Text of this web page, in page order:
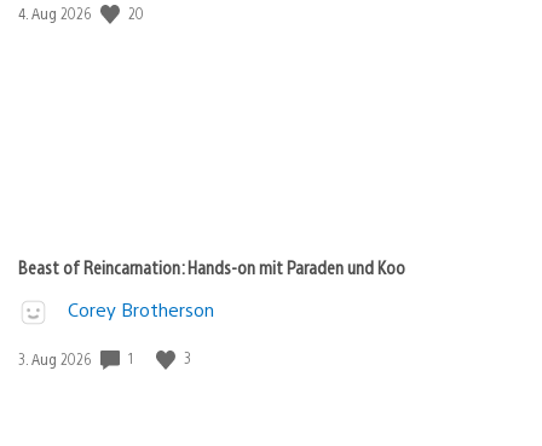
Veröffentlichungsdatum:
4. Aug 2026 20
Beast of Reincarnation: Hands-on mit Paraden und Koo
Corey Brotherson
Veröffentlichungsdatum:
3. Aug 2026 1 3